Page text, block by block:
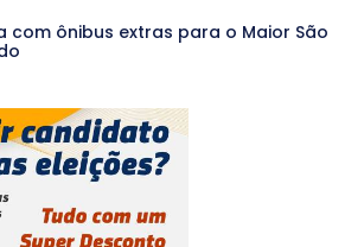
com ônibus extras para o Maior São